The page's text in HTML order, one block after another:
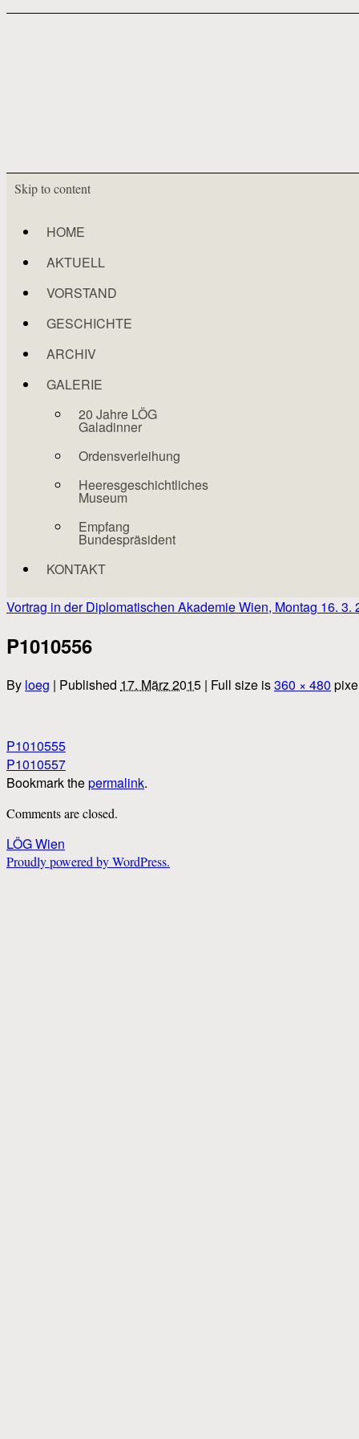
Skip to content
HOME
AKTUELL
VORSTAND
GESCHICHTE
ARCHIV
GALERIE
20 Jahre LÖG
Galadinner
Ordensverleihung
Heeresgeschichtliches
Museum
Empfang
Bundespräsident
KONTAKT
Vortrag in der Diplomatischen Akademie Wien, Montag 16. 3.
P1010556
By loeg | Published 17. März 2015 | Full size is360 × 480
P1010555
P1010557
Bookmark thepermalink.
Comments are closed.
LÖG Wien
Proudly powered by WordPress.